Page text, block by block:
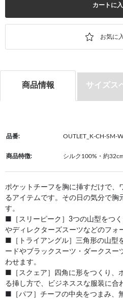
カートに
商品情報 サイズス
品番: OUTLET_K-CH-SM-
商品特徴: シルク100%・約
ポケットチーフを胸に挿すだけで、
るアイテムです。その日の気分で胸
す。
■［スリーピーク］3つの山型をつ
やディレクターズスーツなどのフォ
■［トライアングル］三角形の山型
ードやブラックスーツ・ダークスー
わせます。
■［スクェア］四角に形をつくり、
る挿し方で、ビジネススな服装に合
■［パフ］チーフの中央をつまみ、